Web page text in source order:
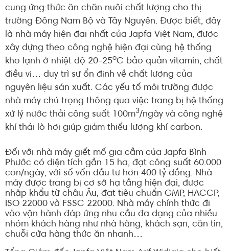
cung ứng thức ăn chăn nuôi chất lượng cho thị
trường Đông Nam Bộ và Tây Nguyên. Được biết, đây
là nhà máy hiện đại nhất của Japfa Việt Nam, được
xây dựng theo công nghệ hiện đại cùng hệ thống
kho lạnh ở nhiệt độ 20-25oC bảo quản vitamin, chất
điều vị… duy trì sự ổn định về chất lượng của
nguyên liệu sản xuất. Các yếu tố môi trường được
nhà máy chú trọng thông qua việc trang bị hệ thống
xử lý nước thải công suất 100m3/ngày và công nghệ
khí thải lò hơi giúp giảm thiểu lượng khí carbon.
Đối với nhà máy giết mổ gia cầm của Japfa Bình
Phước có diện tích gần 15 ha, đạt công suất 60.000
con/ngày, với số vốn đầu tư hơn 400 tỷ đồng. Nhà
máy được trang bị cơ sở hạ tầng hiện đại, được
nhập khẩu từ châu Âu, đạt tiêu chuẩn GMP, HACCP,
ISO 22000 và FSSC 22000. Nhà máy chính thức đi
vào vận hành đáp ứng nhu cầu đa dạng của nhiều
nhóm khách hàng như nhà hàng, khách sạn, căn tin,
chuỗi cửa hàng thức ăn nhanh…